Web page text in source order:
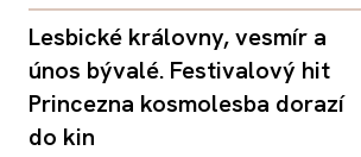
Lesbické královny, vesmír a
únos bývalé. Festivalový hit
Princezna kosmolesba dorazí
do kin